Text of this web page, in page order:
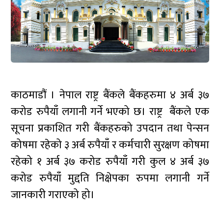
काठमाडौं । नेपाल राष्ट्र बैंकले बैंकहरुमा ४ अर्ब ३७
करोड रुपैयाँ लगानी गर्ने भएको छ। राष्ट्र बैंकले एक
सूचना प्रकाशित गरी बैंकहरुको उपदान तथा पेन्सन
कोषमा रहेको ३ अर्ब रुपैयाँ र कर्मचारी सुरक्षण कोषमा
रहेको १ अर्ब ३७ करोड रुपैयाँ गरी कुल ४ अर्ब ३७
करोड रुपैयाँ मुद्दति निक्षेपका रुपमा लगानी गर्ने
जानकारी गराएको हो।